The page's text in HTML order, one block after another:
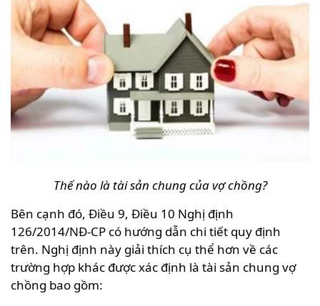
Thế nào là tài sản chung của vợ chồng?
Bên cạnh đó, Điều 9, Điều 10 Nghị định
126/2014/NĐ-CP có hướng dẫn chi tiết quy định
trên. Nghị định này giải thích cụ thể hơn về các
trường hợp khác được xác định là tài sản chung vợ
chồng bao gồm: